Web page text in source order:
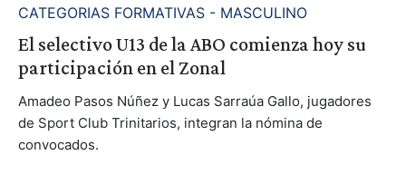
CATEGORIAS FORMATIVAS - MASCULINO
El selectivo U13 de la ABO comienza hoy su
participación en el Zonal
Amadeo Pasos Núñez y Lucas Sarraúa Gallo, jugadores
de Sport Club Trinitarios, integran la nómina de
convocados.